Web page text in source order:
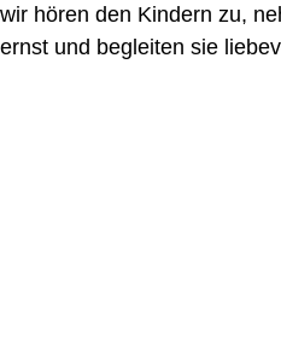
wir hören den Kindern zu,
ernst und begleiten sie